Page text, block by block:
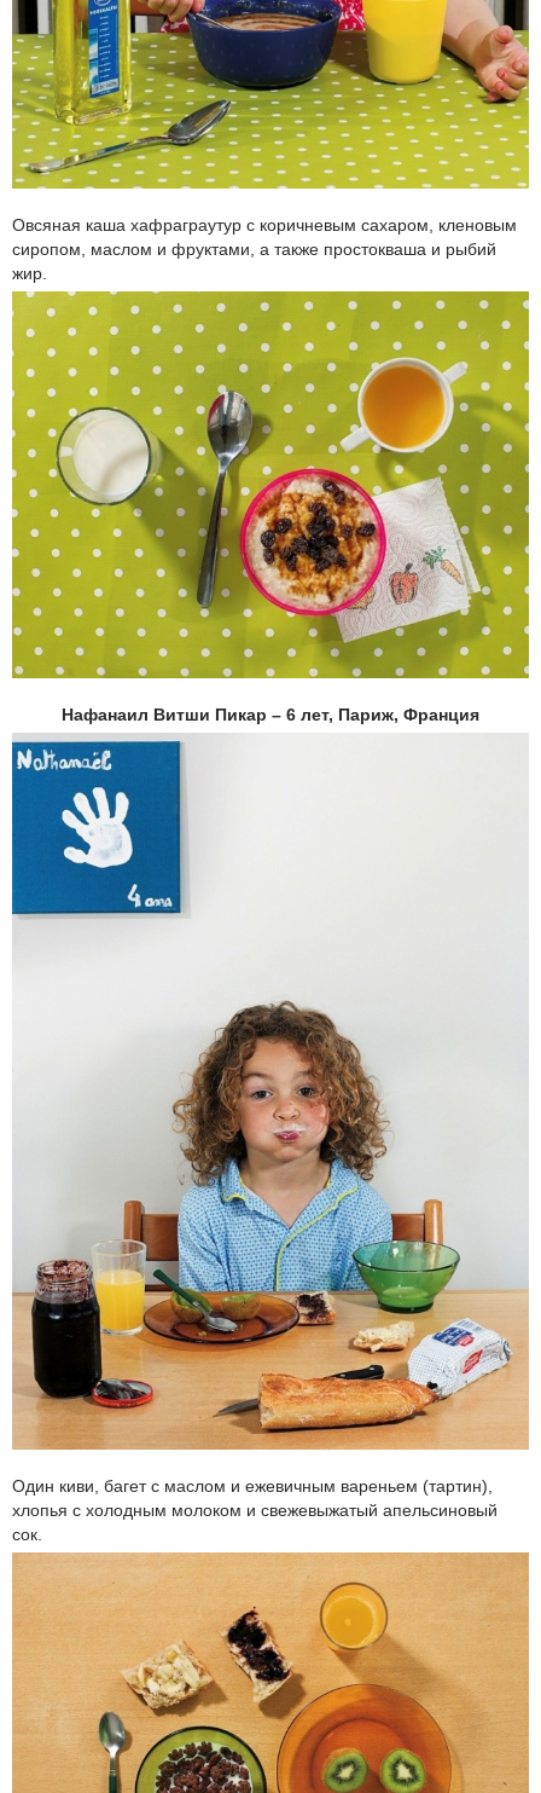
Овсяная каша хафраграутур с коричневым сахаром, кленовым
сиропом, маслом и фруктами, а также простокваша и рыбий
жир.
Нафанаил Витши Пикар – 6 лет, Париж, Франция
Один киви, багет с маслом и ежевичным вареньем (тартин),
хлопья с холодным молоком и свежевыжатый апельсиновый
сок.